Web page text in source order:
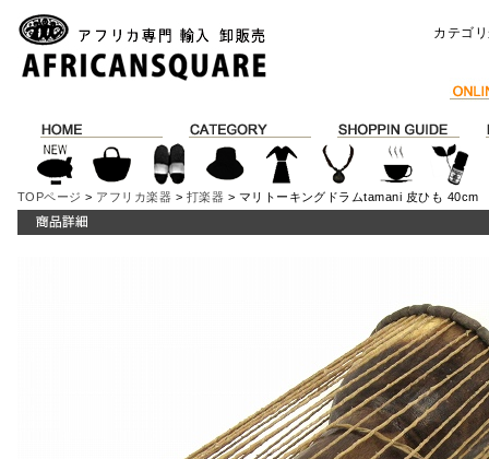
カテゴ
TOPページ > アフリカ楽器 > 打楽器 > マリトーキングドラムtamani 皮ひも 40cm